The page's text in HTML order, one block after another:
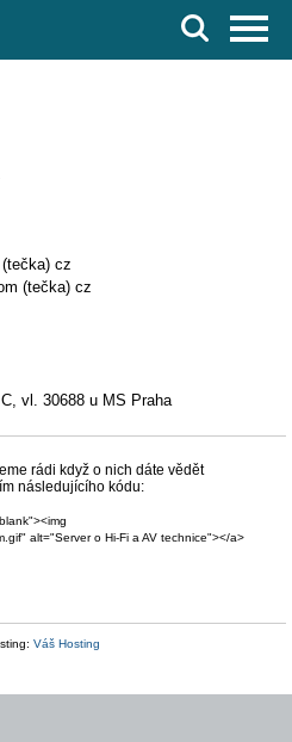
cz
(tečka) cz
vl. 30688 u MS Praha
rádi když o nich dáte vědět
následujícího kódu:
alt="Server o Hi-Fi a AV technice"></a>
Váš Hosting